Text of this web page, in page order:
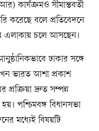
কার্যক্রমও সীমান্তবর্তী
করেছে বলে প্রতিবেদনে
এলাকায় চলে আসছেন।
ঢাকার সঙ্গে
ভারত আশা প্রকাশ
প্রক্রিয়া দ্রুত সম্পন্ন
পশ্চিমবঙ্গ বিধানসভা
মধ্যেই বিষয়টি